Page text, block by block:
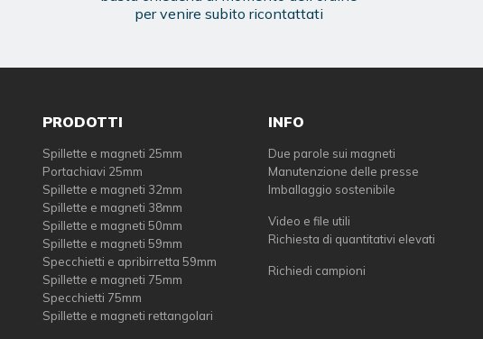
per venire subito ricontattati
PRODOTTI
Spillette e magneti 25mm
Portachiavi 25mm
Spillette e magneti 32mm
Spillette e magneti 38mm
Spillette e magneti 50mm
Spillette e magneti 59mm
Specchietti e apribirretta 59mm
Spillette e magneti 75mm
Specchietti 75mm
Spillette e magneti rettangolari
INFO
Due parole sui magneti
Manutenzione delle presse
Imballaggio sostenibile
Video e file utili
Richiesta di quantitativi elevati
Richiedi campioni